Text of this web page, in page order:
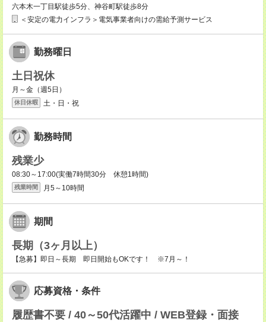
六本木一丁目駅徒歩5分、神谷町駅徒歩8分
＜安定の電力インフラ＞電気事業者向けの需給予測サービス
勤務曜日
土日祝休
月～金（週5日）
休日休暇 土・日・祝
勤務時間
残業少
08:30～17:00(実働7時間30分 休憩1時間)
残業時間 月5～10時間
期間
長期（3ヶ月以上）
【急募】即日～長期 即日開始もOKです！ ※7月～！
応募資格・条件
履歴書不要 / 40～50代活躍中 / WEB登録・面接